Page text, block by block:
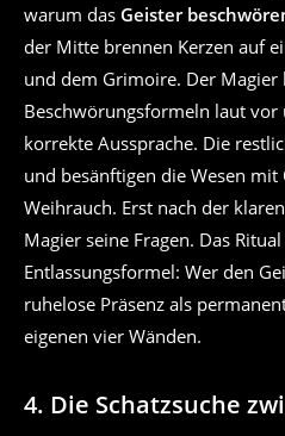
warum das Geister
der Mitte brennen Kerzen auf
und dem Grimoire. Der Magier
Beschwörungsformeln laut
korrekte Aussprache. Die
und besänftigen die Wesen
Weihrauch. Erst nach der
Magier seine Fragen. Das
Entlassungsformel: Wer den
ruhelose Präsenz als
eigenen vier Wänden.
4. Die Schatzsuche